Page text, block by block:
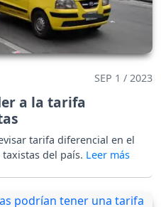
SEP 1 / 2023
a la tarifa
tarifa diferencial en el
del país.